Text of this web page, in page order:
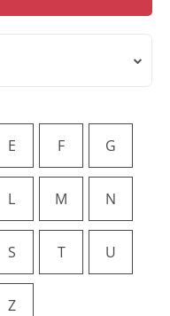
E F G
L M N
S T U
Z